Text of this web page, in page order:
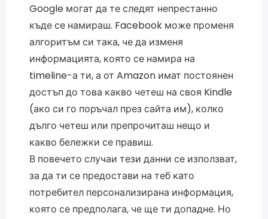
Google могат да те следят непрестанно
къде се намираш. Facebook може променя
алгоритъм си така, че да изменя
информацията, която се намира на
timeline-а ти, а от Amazon имат постоянен
достъп до това какво четеш на своя Kindle
(ако си го поръчал през сайта им), колко
дълго четеш или препрочиташ нещо и
какво бележки се правиш.
В повечето случаи тези данни се използват,
за да ти се предостави на теб като
потребител персонализирана информация,
която се предполага, че ще ти допадне. Но